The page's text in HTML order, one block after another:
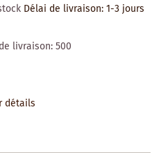
Délai de livraison: 1-3 jours
livraison:500
détails